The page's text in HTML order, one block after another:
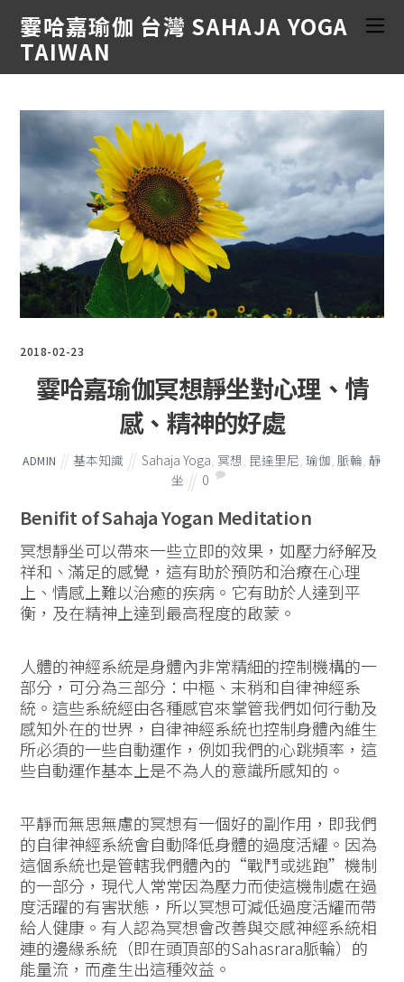
霎哈嘉瑜伽 台灣 SAHAJA YOGA
TAIWAN
2018-02-23
霎哈嘉瑜伽冥想靜坐對心理、情
感、精神的好處
ADMIN 基本知識 Sahaja Yoga 冥想 昆達里尼 ,瑜伽 ,脈輪 ,靜
坐
0
Benifit of Sahaja Yogan Meditation
冥想靜坐可以帶來一些立即的效果，如壓力紓解及
祥和、滿足的感覺，這有助於預防和治療在心理
上、情感上難以治癒的疾病。它有助於人達到平
衡，及在精神上達到最高程度的啟蒙。
人體的神經系統是身體內非常精細的控制機構的一
部分，可分為三部分：中樞、末稍和自律神經系
統。這些系統經由各種感官來掌管我們如何行動及
感知外在的世界，自律神經系統也控制身體內維生
所必須的一些自動運作，例如我們的心跳頻率，這
些自動運作基本上是不為人的意識所感知的。
平靜而無思無慮的冥想有一個好的副作用，即我們
的自律神經系統會自動降低身體的過度活耀。因為
這個系統也是管轄我們體內的“戰鬥或逃跑”機制
的一部分，現代人常常因為壓力而使這機制處在過
度活躍的有害狀態，所以冥想可減低過度活耀而帶
給人健康。有人認為冥想會改善與交感神經系統相
連的邊緣系統（即在頭頂部的Sahasrara脈輪）的
能量流，而產生出這種效益。